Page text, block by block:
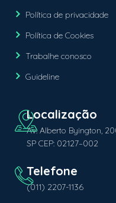
Política de privacidade
Política de Cookies
Trabalhe conosco
Guideline
Av. Alberto Byington,
SP CEP: 02127–002
(011) 2207-1136